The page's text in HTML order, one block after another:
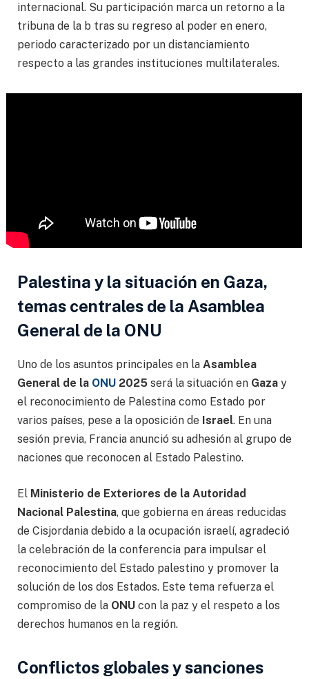
internacional. Su participación marca un retorno a la
tribuna de la b tras su regreso al poder en enero,
periodo caracterizado por un distanciamiento
respecto a las grandes instituciones multilaterales.
Palestina y la situación en Gaza,
temas centrales de la Asamblea
General de la ONU
Uno de los asuntos principales en la Asamblea
General de la ONU 2025 será la situación en Gaza y
el reconocimiento de Palestina como Estado por
varios países, pese a la oposición de Israel. En una
sesión previa, Francia anunció su adhesión al grupo de
naciones que reconocen al Estado Palestino.
El Ministerio de Exteriores de la Autoridad
Nacional Palestina, que gobierna en áreas reducidas
de Cisjordania debido a la ocupación israelí, agradeció
la celebración de la conferencia para impulsar el
reconocimiento del Estado palestino y promover la
solución de los dos Estados. Este tema refuerza el
compromiso de la ONU con la paz y el respeto a los
derechos humanos en la región.
Conflictos globales y sanciones